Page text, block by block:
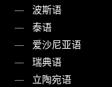
波斯语
泰语
爱沙尼亚语
瑞典语
立陶宛语